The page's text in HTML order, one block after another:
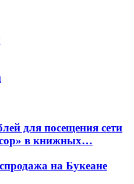
для посещения сети
в книжных…
на Букеане